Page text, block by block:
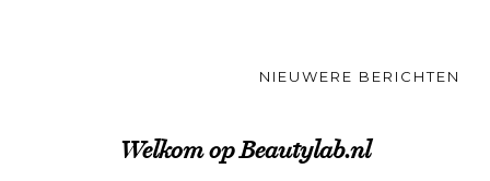
NIEUWERE BERICHTEN
Welkom op Beautylab.nl